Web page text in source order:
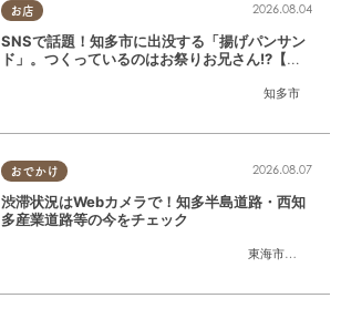
お店
知多市
2026.08.04
SNSで話題！知多市に出没する「揚げパンサン
ド」。つくっているのはお祭りお兄さん!?【ち
おでかけ
東海市
,大府市
2026.08.07
渋滞状況はWebカメラで！知多半島道路・西知
多産業道路等の今をチェック